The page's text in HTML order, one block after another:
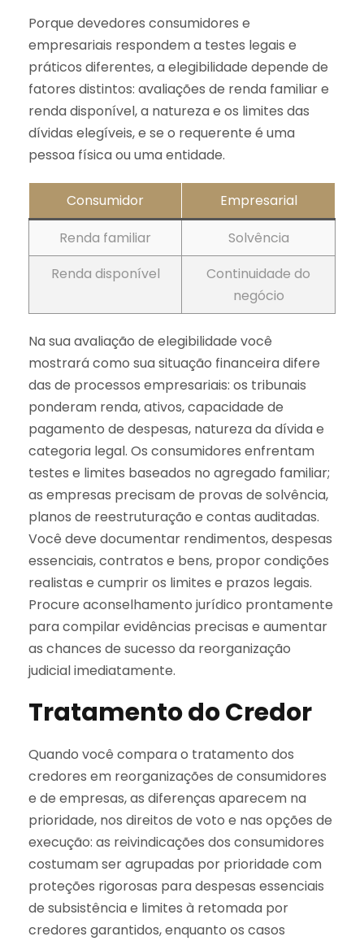
Porque devedores consumidores e
empresariais respondem a testes legais e
práticos diferentes, a elegibilidade depende de
fatores distintos: avaliações de renda familiar e
renda disponível, a natureza e os limites das
dívidas elegíveis, e se o requerente é uma
pessoa física ou uma entidade.
Consumidor
Empresarial
Renda familiar
Solvência
Renda disponível
Continuidade do
negócio
Na sua avaliação de elegibilidade você
mostrará como sua situação financeira difere
das de processos empresariais: os tribunais
ponderam renda, ativos, capacidade de
pagamento de despesas, natureza da dívida e
categoria legal. Os consumidores enfrentam
testes e limites baseados no agregado familiar;
as empresas precisam de provas de solvência,
planos de reestruturação e contas auditadas.
Você deve documentar rendimentos, despesas
essenciais, contratos e bens, propor condições
realistas e cumprir os limites e prazos legais.
Procure aconselhamento jurídico prontamente
para compilar evidências precisas e aumentar
as chances de sucesso da reorganização
judicial imediatamente.
Tratamento do Credor
Quando você compara o tratamento dos
credores em reorganizações de consumidores
e de empresas, as diferenças aparecem na
prioridade, nos direitos de voto e nas opções de
execução: as reivindicações dos consumidores
costumam ser agrupadas por prioridade com
proteções rigorosas para despesas essenciais
de subsistência e limites à retomada por
credores garantidos, enquanto os casos